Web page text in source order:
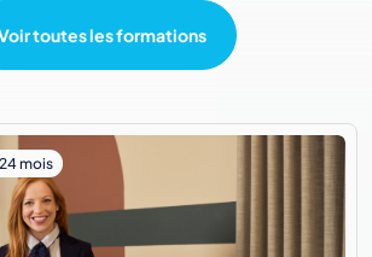
toutes les formations
24 mois